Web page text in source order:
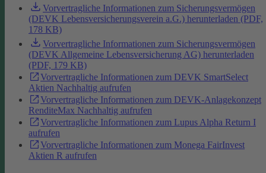
Vorvertragliche Informationen zum Sicherungsvermögen
(DEVK Lebensversicherungsverein a.G.) herunterladen (PDF,
178 KB)
Vorvertragliche Informationen zum Sicherungsvermögen
(DEVK Allgemeine Lebensversicherung AG) herunterladen
(PDF, 179 KB)
Vorvertragliche Informationen zum DEVK SmartSelect
Aktien Nachhaltig aufrufen
Vorvertragliche Informationen zum DEVK-Anlagekonzept
RenditeMax Nachhaltig aufrufen
Vorvertragliche Informationen zum Lupus Alpha Return I
aufrufen
Vorvertragliche Informationen zum Monega FairInvest
Aktien R aufrufen